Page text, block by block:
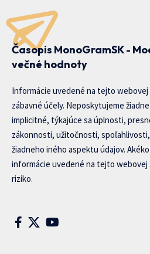
Časopis MonoGramSK -
večné hodnoty
Informácie uvedené na tejto webovej
zábavné účely. Neposkytujeme
implicitné, týkajúce sa úplnosti,
zákonnosti, užitočnosti,
žiadneho iného aspektu údajov.
informácie uvedené na tejto webovej
riziko.